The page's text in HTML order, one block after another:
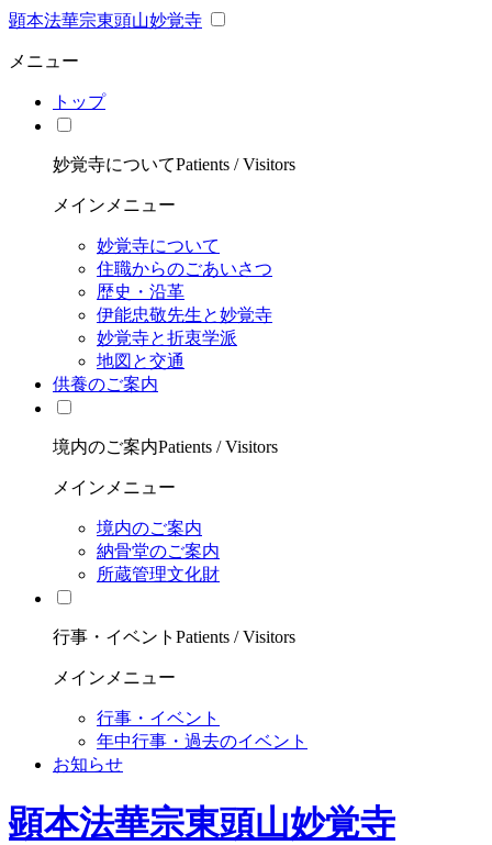
顕本法華宗東頭山妙覚寺
メニュー
トップ
妙覚寺についてPatients / Visitors
メインメニュー
妙覚寺について
住職からのごあいさつ
歴史・沿革
伊能忠敬先生と妙覚寺
妙覚寺と折衷学派
地図と交通
供養のご案内
境内のご案内Patients / Visitors
メインメニュー
境内のご案内
納骨堂のご案内
所蔵管理文化財
行事・イベント Patients / Visitors
メインメニュー
行事・イベント
年中行事・過去のイベント
お知らせ
顕本法華宗東頭山妙覚寺